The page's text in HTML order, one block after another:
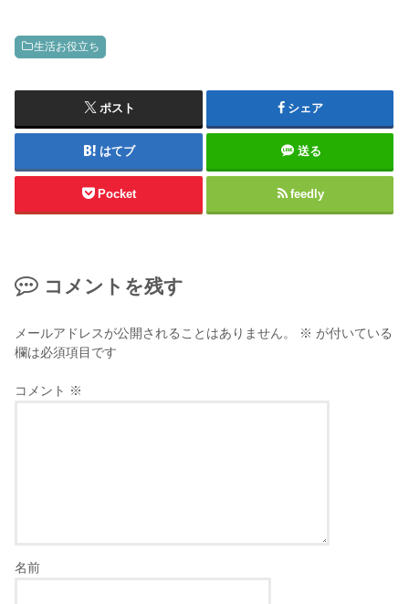
生活お役立ち
ポスト シェア
はてブ 送る
Pocket feedly
コメントを残す
メールアドレスが公開されることはありません。 ※ が付いている
欄は必須項目です
コメント ※
名前